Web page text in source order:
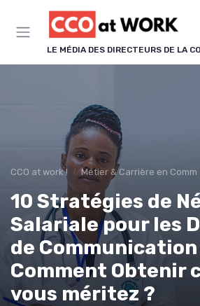
LE MÉDIA DES DIRECTEURS DE LA
CCO at work ! Métier & Carrière en Communication
10 Stratégies de
Salariale pour les
de Communication
Comment Obtenir
vous méritez ?
Panneau de gestion des cookies